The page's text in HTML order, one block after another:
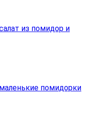
из помидор и
помидорки